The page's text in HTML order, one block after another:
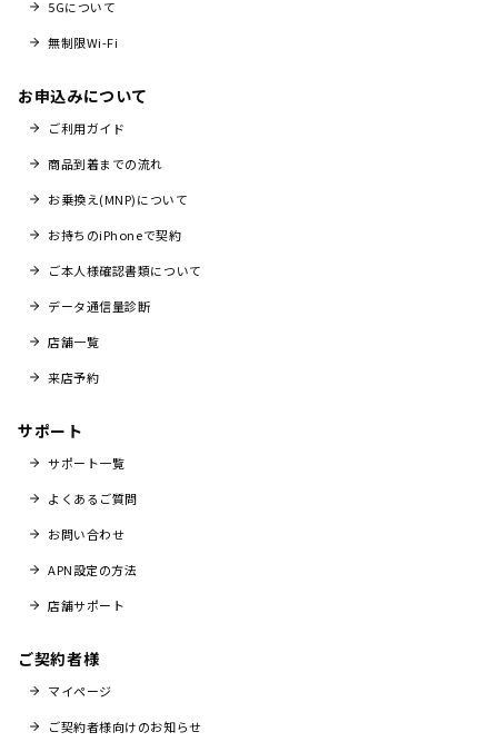
5Gについて
無制限Wi-Fi
お申込みについて
ご利用ガイド
商品到着までの流れ
お乗換え(MNP)について
お持ちのiPhoneで契約
ご本人様確認書類について
データ通信量診断
店舗一覧
来店予約
サポート
サポート一覧
よくあるご質問
お問い合わせ
APN設定の方法
店舗サポート
ご契約者様
マイページ
ご契約者様向けのお知らせ